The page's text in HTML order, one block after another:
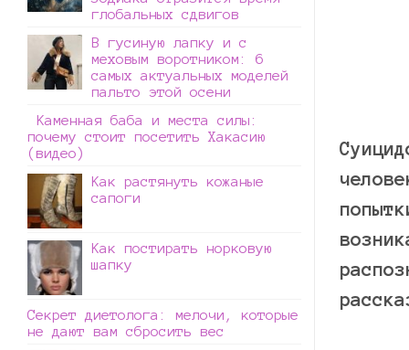
глобальных сдвигов
В гусиную лапку и с
меховым воротником: 6
самых актуальных моделей
пальто этой осени
Каменная баба и места силы:
почему стоит посетить Хакасию
(видео)
Как растянуть кожаные
сапоги
Как постирать норковую
шапку
Секрет диетолога: мелочи, которые
не дают вам сбросить вес